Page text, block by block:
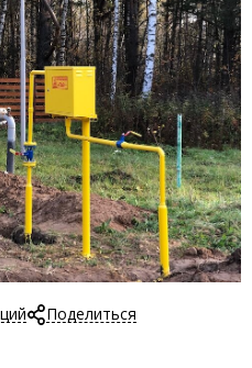
Поделиться